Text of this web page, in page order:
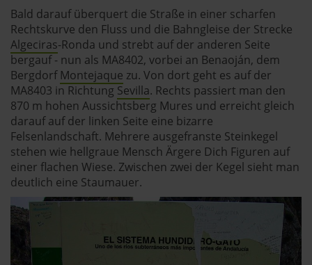
Bald darauf überquert die Straße in einer scharfen
Rechtskurve den Fluss und die Bahngleise der Strecke
Algeciras-Ronda und strebt auf der anderen Seite
bergauf - nun als MA8402, vorbei an Benaoján, dem
Bergdorf Montejaque zu. Von dort geht es auf der
MA8403 in Richtung Sevilla. Rechts passiert man den
870 m hohen Aussichtsberg Mures und erreicht gleich
darauf auf der linken Seite eine bizarre
Felsenlandschaft. Mehrere ausgefranste Steinkegel
stehen wie hellgraue Mensch Ärgere Dich Figuren auf
einer flachen Wiese. Zwischen zwei der Kegel sieht man
deutlich eine Staumauer.